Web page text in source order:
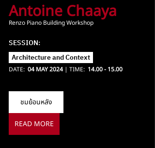
Antoine Chaaya
Renzo Piano Building Workshop
SESSION:
Architecture and Context
DATE: 04 MAY 2024 | TIME: 14.00 - 15.00
ชมย้อนหลัง
READ MORE